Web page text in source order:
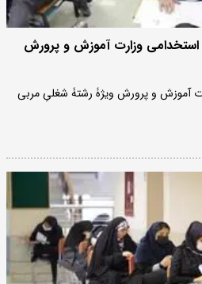
استخدامی وزارت آموزش و پرورش
آموزش و پرورش ویژۀ رشتۀ شغلیِ مربی